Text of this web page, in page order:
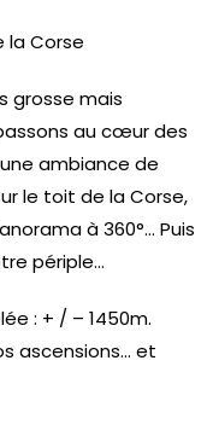
la Corse
grosse mais
au cœur des
ambiance de
le toit de la Corse,
à 360°… Puis
périple…
: + / – 1450m.
ascensions… et